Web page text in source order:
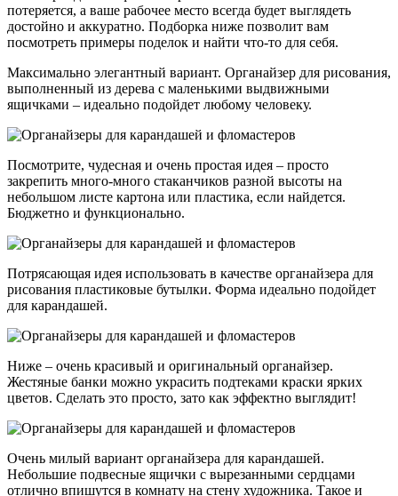
потеряется, а ваше рабочее место всегда будет выглядеть
достойно и аккуратно. Подборка ниже позволит вам
посмотреть примеры поделок и найти что-то для себя.
Максимально элегантный вариант. Органайзер для рисования,
выполненный из дерева с маленькими выдвижными
ящичками – идеально подойдет любому человеку.
Посмотрите, чудесная и очень простая идея – просто
закрепить много-много стаканчиков разной высоты на
небольшом листе картона или пластика, если найдется.
Бюджетно и функционально.
Потрясающая идея использовать в качестве органайзера для
рисования пластиковые бутылки. Форма идеально подойдет
для карандашей.
Ниже – очень красивый и оригинальный органайзер.
Жестяные банки можно украсить подтеками краски ярких
цветов. Сделать это просто, зато как эффектно выглядит!
Очень милый вариант органайзера для карандашей.
Небольшие подвесные ящички с вырезанными сердцами
отлично впишутся в комнату на стену художника. Такое и